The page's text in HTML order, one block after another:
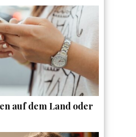
auf dem Land oder